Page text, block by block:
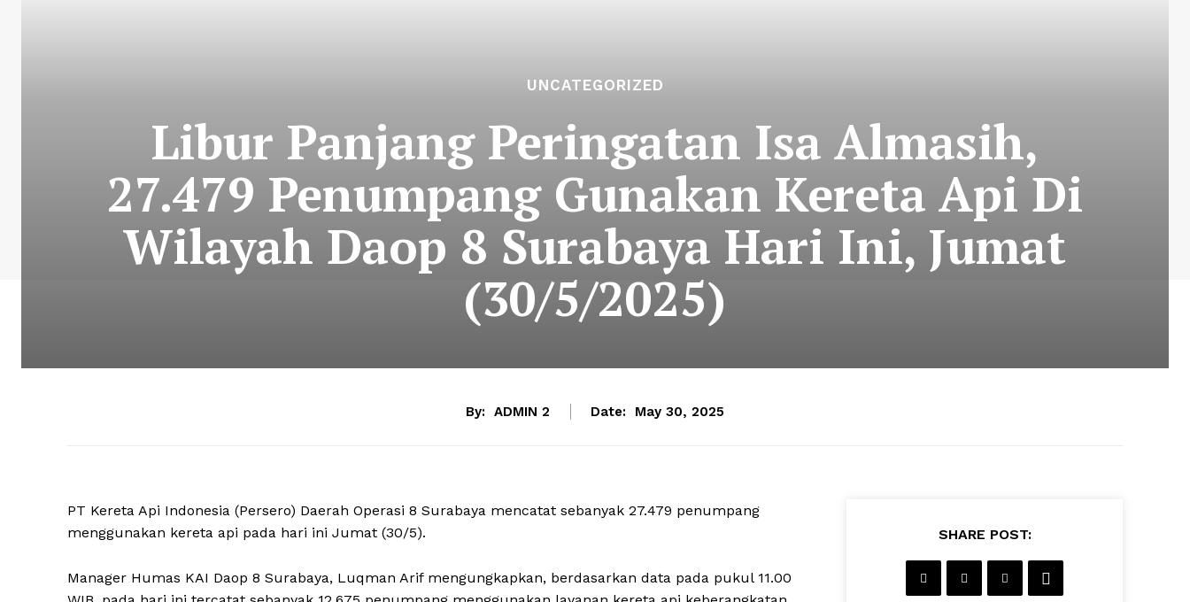
UNCATEGORIZED
Libur Panjang Peringatan Isa Almasih,
27.479 Penumpang Gunakan Kereta Api Di
Wilayah Daop 8 Surabaya Hari Ini, Jumat
(30/5/2025)
By: ADMIN 2 Date: May 30, 2025
PT Kereta Api Indonesia (Persero) Daerah Operasi 8 Surabaya mencatat sebanyak 27.479 penumpang
menggunakan kereta api pada hari ini Jumat (30/5).
Manager Humas KAI Daop 8 Surabaya, Luqman Arif mengungkapkan, berdasarkan data pada pukul 11.00
SHARE POST: